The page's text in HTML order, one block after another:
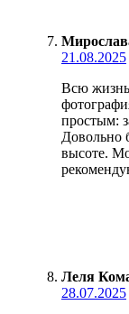
21.08.2025
Всю
простым:
Довольно
высоте.
Леля
28.07.2025